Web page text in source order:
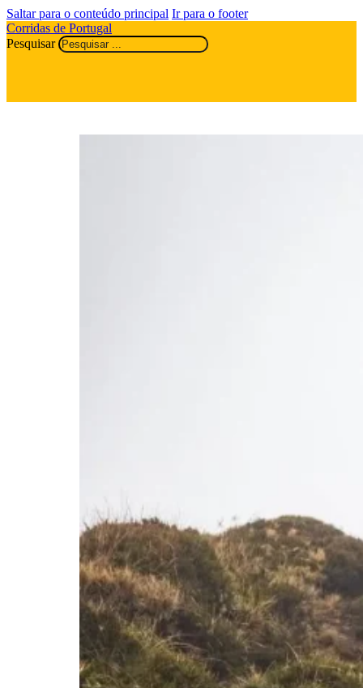
Saltar para o conteúdo principal Ir para o footer
Corridas de Portugal
Pesquisar